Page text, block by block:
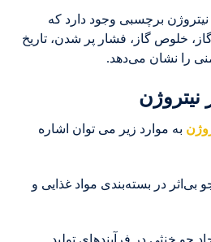
برچسبی وجود دارد که
خلوص گاز، فشار پر شدن، تاریخ
را نشان می‌دهد.
نیتروژن
به موارد زیر می توان اشاره
بی‌اثر در بسته‌بندی مواد غذایی و
جو خنثی در فرآیندهای تولید